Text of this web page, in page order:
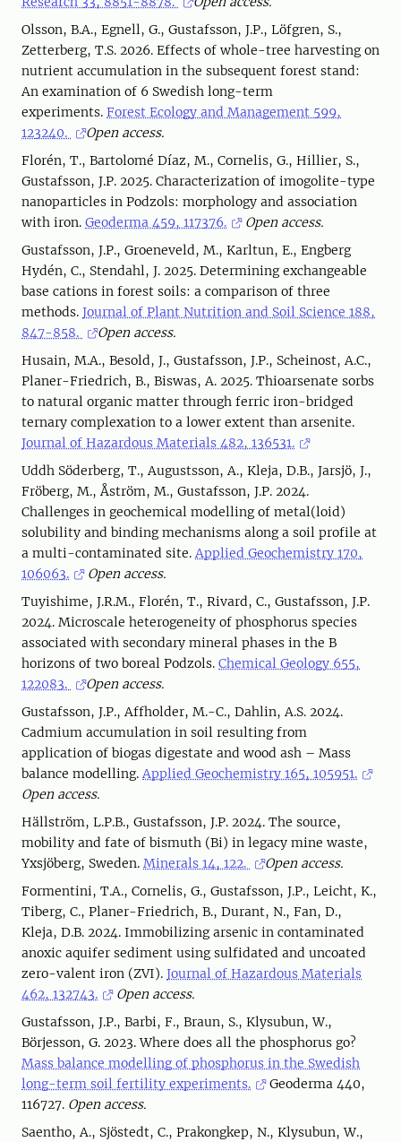
Olsson, B.A., Egnell, G., Gustafsson, J.P., Löfgren, S.,
Zetterberg, T.S. 2026. Effects of whole-tree harvesting on
nutrient accumulation in the subsequent forest stand:
An examination of 6 Swedish long-term
experiments. Forest Ecology and Management 599,
123240.
Open access.
Florén, T., Bartolomé Díaz, M., Cornelis, G., Hillier, S.,
Gustafsson, J.P. 2025. Characterization of imogolite-type
nanoparticles in Podzols: morphology and association
with iron. Geoderma 459, 117376.
Open access.
Gustafsson, J.P., Groeneveld, M., Karltun, E., Engberg
Hydén, C., Stendahl, J. 2025. Determining exchangeable
base cations in forest soils: a comparison of three
methods. Journal of Plant Nutrition and Soil Science 188,
847-858.
Open access.
Husain, M.A., Besold, J., Gustafsson, J.P., Scheinost, A.C.,
Planer-Friedrich, B., Biswas, A. 2025. Thioarsenate sorbs
to natural organic matter through ferric iron-bridged
ternary complexation to a lower extent than arsenite.
Journal of Hazardous Materials 482, 136531.
Uddh Söderberg, T., Augustsson, A., Kleja, D.B., Jarsjö, J.,
Fröberg, M., Åström, M., Gustafsson, J.P. 2024.
Challenges in geochemical modelling of metal(loid)
solubility and binding mechanisms along a soil profile at
a multi-contaminated site. Applied Geochemistry 170,
106063.
Open access.
Tuyishime, J.R.M., Florén, T., Rivard, C., Gustafsson, J.P.
2024. Microscale heterogeneity of phosphorus species
associated with secondary mineral phases in the B
horizons of two boreal Podzols. Chemical Geology 655,
122083.
Open access.
Gustafsson, J.P., Affholder, M.-C., Dahlin, A.S. 2024.
Cadmium accumulation in soil resulting from
application of biogas digestate and wood ash – Mass
balance modelling. Applied Geochemistry 165, 105951.
Open access.
Hällström, L.P.B., Gustafsson, J.P. 2024. The source,
mobility and fate of bismuth (Bi) in legacy mine waste,
Yxsjöberg, Sweden. Minerals 14, 122.
Open access.
Formentini, T.A., Cornelis, G., Gustafsson, J.P., Leicht, K.,
Tiberg, C., Planer-Friedrich, B., Durant, N., Fan, D.,
Kleja, D.B. 2024. Immobilizing arsenic in contaminated
anoxic aquifer sediment using sulfidated and uncoated
zero-valent iron (ZVI). Journal of Hazardous Materials
462, 132743.
Open access.
Gustafsson, J.P., Barbi, F., Braun, S., Klysubun, W.,
Börjesson, G. 2023. Where does all the phosphorus go?
Mass balance modelling of phosphorus in the Swedish
long-term soil fertility experiments.
Geoderma 440,
116727. Open access.
Saentho, A., Sjöstedt, C., Prakongkep, N., Klysubun, W.,